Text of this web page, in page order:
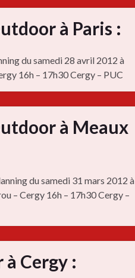
à Paris :
du samedi 28 avril 2012 à
16h – 17h30 Cergy – PUC
à Meaux
du samedi 31 mars 2012 à
– Cergy 16h – 17h30 Cergy –
Cergy :